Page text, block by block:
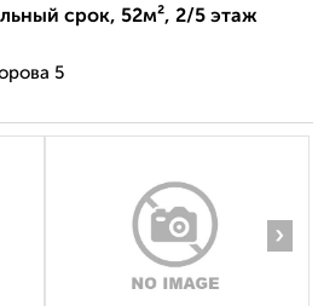
срок, 52м², 2/5 этаж
5
›